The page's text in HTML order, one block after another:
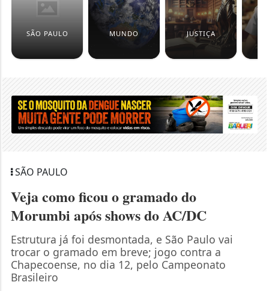
SÃO PAULO MUNDO JUSTIÇA
SÃO PAULO
Veja como ficou o gramado do
Morumbi após shows do AC/DC
Estrutura já foi desmontada, e São Paulo vai
trocar o gramado em breve; jogo contra a
Chapecoense, no dia 12, pelo Campeonato
Brasileiro